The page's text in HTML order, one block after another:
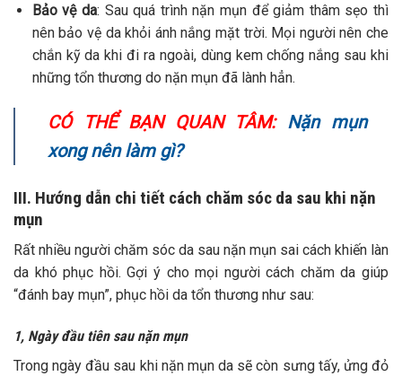
Bảo vệ da: Sau quá trình nặn mụn để giảm thâm sẹo thì
nên bảo vệ da khỏi ánh nắng mặt trời. Mọi người nên che
chắn kỹ da khi đi ra ngoài, dùng kem chống nắng sau khi
những tổn thương do nặn mụn đã lành hẳn.
CÓ THỂ BẠN QUAN TÂM:
Nặn mụn
xong nên làm gì?
III. Hướng dẫn chi tiết cách chăm sóc da sau khi nặn
mụn
Rất nhiều người chăm sóc da sau nặn mụn sai cách khiến làn
da khó phục hồi. Gợi ý cho mọi người cách chăm da giúp
“đánh bay mụn”, phục hồi da tổn thương như sau:
1, Ngày đầu tiên sau nặn mụn
Trong ngày đầu sau khi nặn mụn da sẽ còn sưng tấy, ửng đỏ